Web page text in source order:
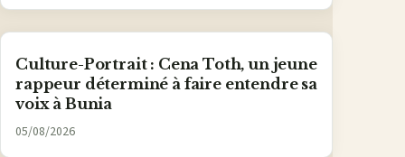
Culture-Portrait : Cena Toth, un jeune
rappeur déterminé à faire entendre sa
voix à Bunia
05/08/2026